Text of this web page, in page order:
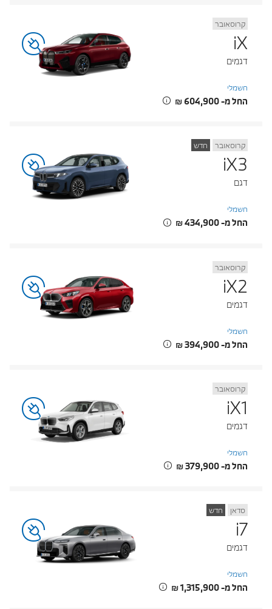
קרוסאובר
iX
דגמים
חשמלי
החל מ- ‏604,900 ‏₪
קרוסאובר חדש
iX3
דגם
חשמלי
החל מ- ‏434,900 ‏₪
קרוסאובר
iX2
דגמים
חשמלי
החל מ- ‏394,900 ‏₪
קרוסאובר
iX1
דגמים
חשמלי
החל מ- ‏379,900 ‏₪
סדאן חדש
i7
דגמים
חשמלי
החל מ- ‏1,315,900 ‏₪